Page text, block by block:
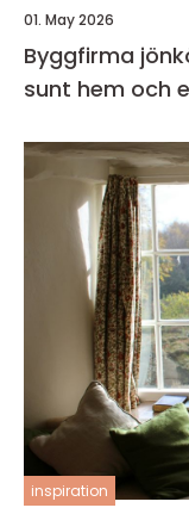
01. May 2026
Byggfirma jönköping
sunt hem och
inspiration